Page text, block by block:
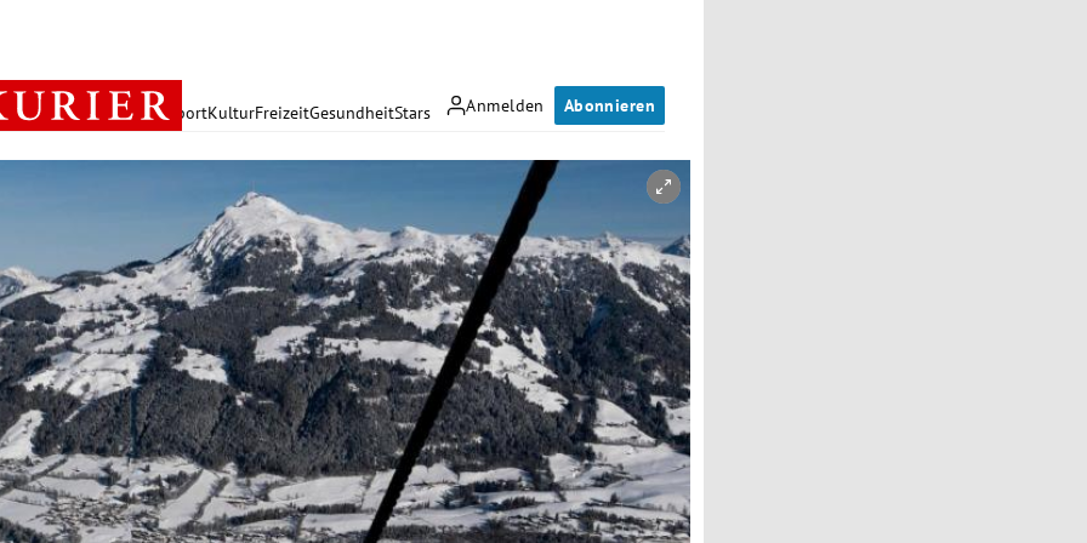
Anmelden Abonnieren
PolitikWirtschaft SportKulturFreizeitGesundheitStars